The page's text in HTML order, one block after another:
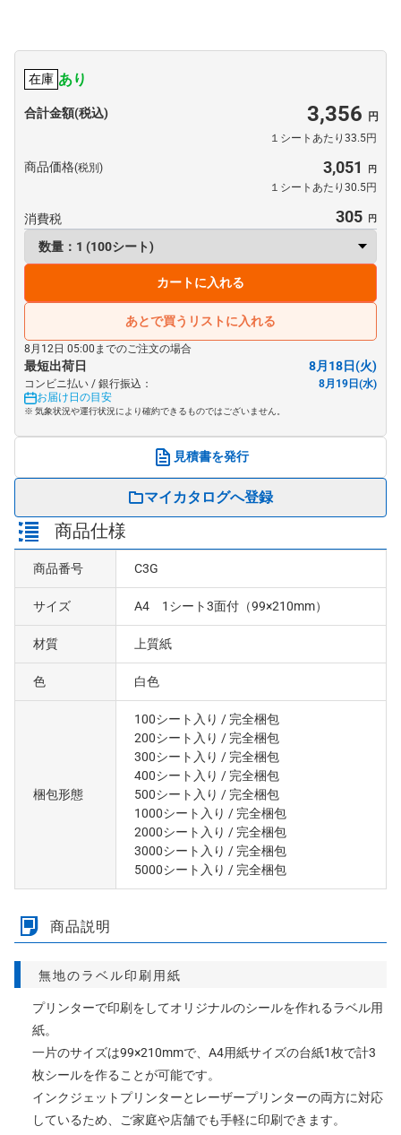
在庫 あり
合計金額(税込) 3,356
１シートあたり33.5円
商品価格(税別) 3,051
１シートあたり30.5円
消費税 305
カートに入れる
あとで買うリストに入れる
8月12日 05:00までのご注文の場合
最短出荷日 8月18日(火)
コンビニ払い / 銀行振込：
8月19日(水)
お届け日の目安
※ 気象状況や運行状況により確約できるものではございません。
見積書を発行
マイカタログへ登録
商品仕様
商品番号 C3G
サイズ A4 1シート3面付（99×210mm）
材質 上質紙
色 白色
梱包形態
100シート入り / 完全梱包
200シート入り / 完全梱包
300シート入り / 完全梱包
400シート入り / 完全梱包
500シート入り / 完全梱包
1000シート入り / 完全梱包
2000シート入り / 完全梱包
3000シート入り / 完全梱包
5000シート入り / 完全梱包
商品説明
無地のラベル印刷用紙
プリンターで印刷をしてオリジナルのシールを作れるラベル用
紙。
一片のサイズは99×210mmで、A4用紙サイズの台紙1枚で計3
枚シールを作ることが可能です。
インクジェットプリンターとレーザープリンターの両方に対応
しているため、ご家庭や店舗でも手軽に印刷できます。